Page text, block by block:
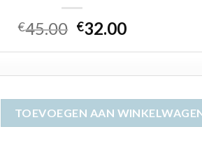
€45.00 €32.00
TOEVOEGEN AAN